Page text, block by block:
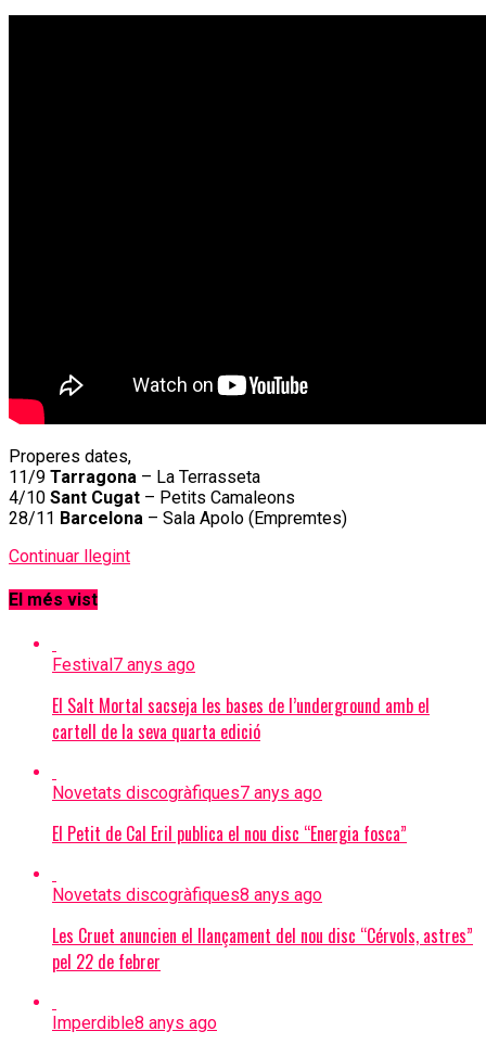
Properes dates,
11/9 Tarragona – La Terrasseta
4/10 Sant Cugat – Petits Camaleons
28/11 Barcelona – Sala Apolo (Empremtes)
Continuar llegint
El més vist
Festival7 anys ago
El Salt Mortal sacseja les bases de l’underground amb el
cartell de la seva quarta edició
Novetats discogràfiques7 anys ago
El Petit de Cal Eril publica el nou disc “Energia fosca”
Novetats discogràfiques8 anys ago
Les Cruet anuncien el llançament del nou disc “Cérvols, astres”
pel 22 de febrer
Imperdible8 anys ago